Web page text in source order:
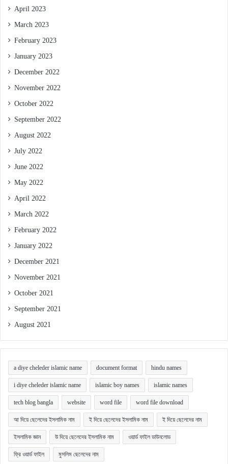
April 2023
March 2023
February 2023
January 2023
December 2022
November 2022
October 2022
September 2022
August 2022
July 2022
June 2022
May 2022
April 2022
March 2022
February 2022
January 2022
December 2021
November 2021
October 2021
September 2021
August 2021
a diye cheleder islamic name document format hindu names
i diye cheleder islamic name islamic boy names islamic names
tech blog bangla website word file word file download
আ দিয়ে ছেলেদের ইসলামিক নাম ই দিয়ে ছেলেদের ইসলামিক নাম ই দিয়ে ছেলেদের নাম
ইসলামিক জ্ঞান উ দিয়ে ছেলেদের ইসলামিক নাম ওয়ার্ড ফাইল ডাউনলোড
ফ্রি ওয়ার্ড ফাইল মুসলিম ছেলেদের নাম